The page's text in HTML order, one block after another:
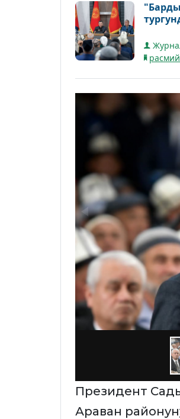
Президент
Араван